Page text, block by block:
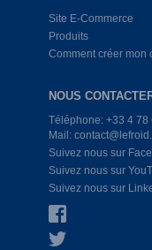
Site E-Commerce
Produits
Comment créer mon
NOUS
Téléphone: +33 4 78
Mail:
Suivez nous sur
Suivez nous sur
Suivez nous sur